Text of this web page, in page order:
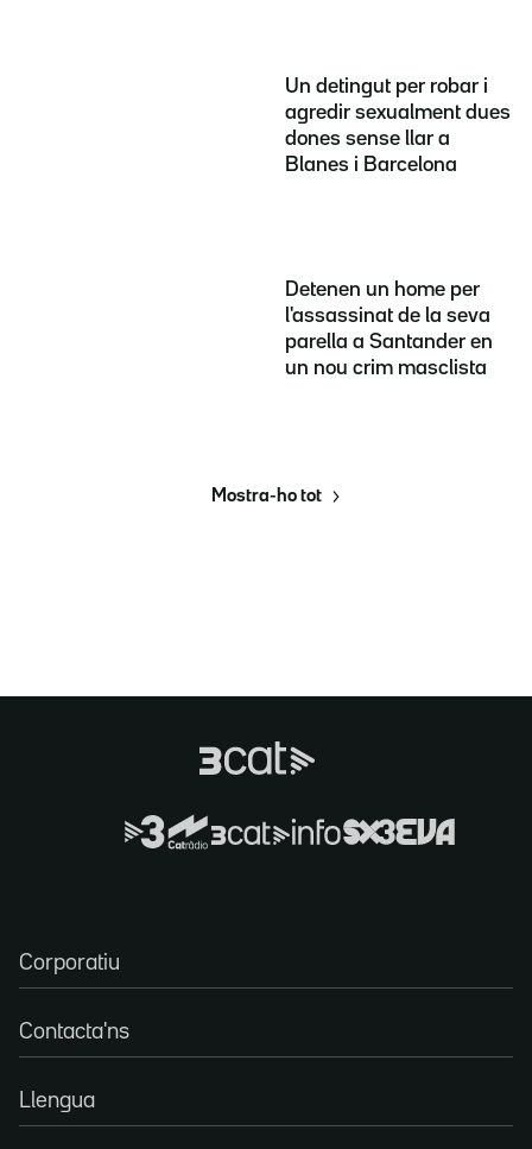
Un detingut per robar i
agredir sexualment dues
dones sense llar a
Blanes i Barcelona
Detenen un home per
l'assassinat de la seva
parella a Santander en
un nou crim masclista
Mostra-ho tot
Corporatiu
Contacta'ns
Llengua